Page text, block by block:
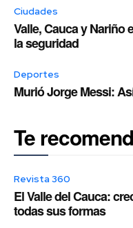
Ciudades
Valle, Cauca y Nariño
la seguridad
Deportes
Murió Jorge Messi:
Te
Revista 360
El Valle del Cauca:
todas sus formas